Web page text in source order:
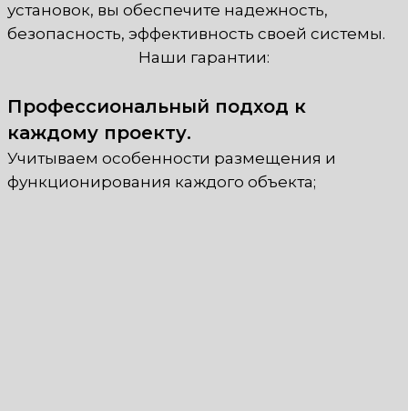
установок, вы обеспечите надежность,
безопасность, эффективность своей системы.
Наши гарантии:
Профессиональный подход к
каждому проекту.
Учитываем особенности размещения и
функционирования каждого объекта;